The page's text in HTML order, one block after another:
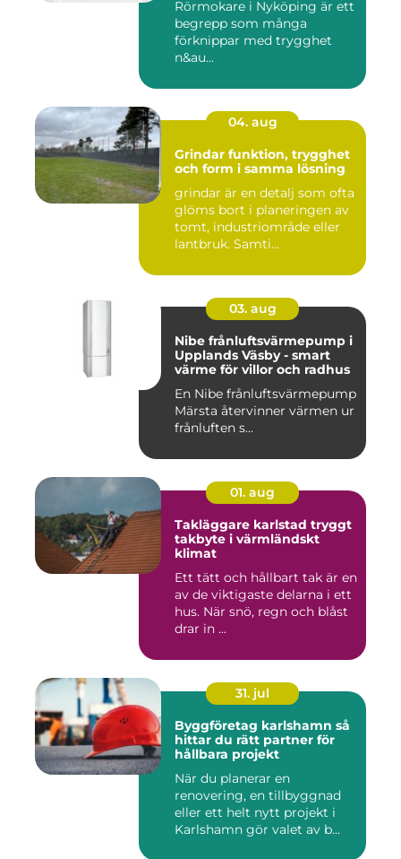
Rörmokare i Nyköping är ett
begrepp som många
förknippar med trygghet
n&au...
04. aug
Grindar funktion, trygghet
och form i samma lösning
grindar är en detalj som ofta
glöms bort i planeringen av
tomt, industriområde eller
lantbruk. Samti...
03. aug
Nibe frånluftsvärmepump i
Upplands Väsby - smart
värme för villor och radhus
En Nibe frånluftsvärmepump
Märsta återvinner värmen ur
frånluften s...
01. aug
Takläggare karlstad tryggt
takbyte i värmländskt
klimat
Ett tätt och hållbart tak är en
av de viktigaste delarna i ett
hus. När snö, regn och blåst
drar in ...
31. jul
Byggföretag karlshamn så
hittar du rätt partner för
hållbara projekt
När du planerar en
renovering, en tillbyggnad
eller ett helt nytt projekt i
Karlshamn gör valet av b...